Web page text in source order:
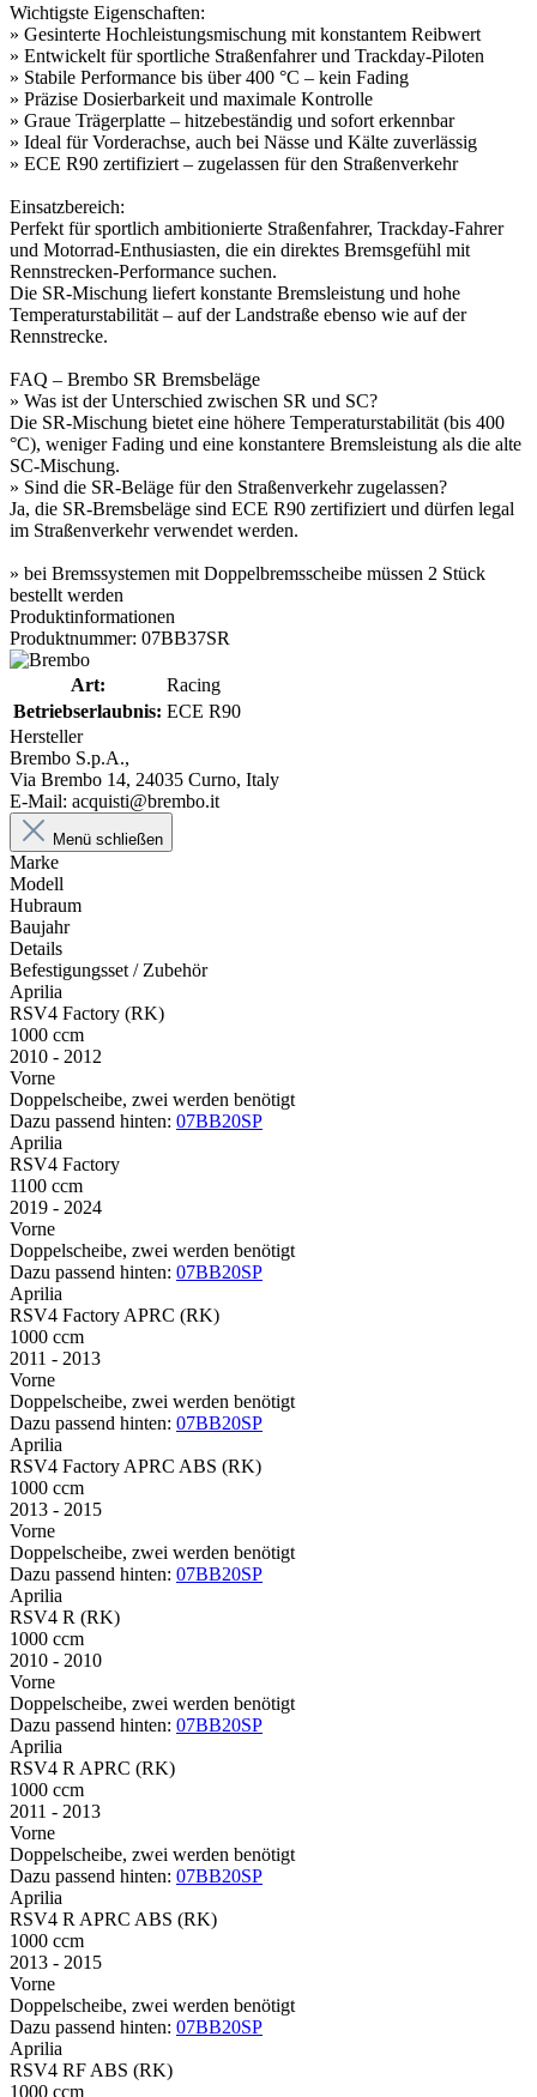
Wichtigste Eigenschaften:
» Gesinterte Hochleistungsmischung mit konstantem Reibwert
» Entwickelt für sportliche Straßenfahrer und Trackday-Piloten
» Stabile Performance bis über 400 °C – kein Fading
» Präzise Dosierbarkeit und maximale Kontrolle
» Graue Trägerplatte – hitzebeständig und sofort erkennbar
» Ideal für Vorderachse, auch bei Nässe und Kälte zuverlässig
» ECE R90 zertifiziert – zugelassen für den Straßenverkehr
Einsatzbereich:
Perfekt für sportlich ambitionierte Straßenfahrer, Trackday-Fahrer
und Motorrad-Enthusiasten, die ein direktes Bremsgefühl mit
Rennstrecken-Performance suchen.
Die SR-Mischung liefert konstante Bremsleistung und hohe
Temperaturstabilität – auf der Landstraße ebenso wie auf der
Rennstrecke.
FAQ – Brembo SR Bremsbeläge
» Was ist der Unterschied zwischen SR und SC?
Die SR-Mischung bietet eine höhere Temperaturstabilität (bis 400
°C), weniger Fading und eine konstantere Bremsleistung als die alte
SC-Mischung.
» Sind die SR-Beläge für den Straßenverkehr zugelassen?
Ja, die SR-Bremsbeläge sind ECE R90 zertifiziert und dürfen legal
im Straßenverkehr verwendet werden.
» bei Bremssystemen mit Doppelbremsscheibe müssen 2 Stück
bestellt werden
Produktinformationen
Produktnummer: 07BB37SR
Art:
Racing
Betriebserlaubnis: ECE R90
Hersteller
Brembo S.p.A.,
Via Brembo 14, 24035 Curno, Italy
E-Mail: acquisti@brembo.it
Menü schließen
Marke
Modell
Hubraum
Baujahr
Details
Befestigungsset / Zubehör
Aprilia
RSV4 Factory (RK)
1000 ccm
2010 - 2012
Vorne
Doppelscheibe, zwei werden benötigt
Dazu passend hinten: 07BB20SP
Aprilia
RSV4 Factory
1100 ccm
2019 - 2024
Vorne
Doppelscheibe, zwei werden benötigt
Dazu passend hinten: 07BB20SP
Aprilia
RSV4 Factory APRC (RK)
1000 ccm
2011 - 2013
Vorne
Doppelscheibe, zwei werden benötigt
Dazu passend hinten: 07BB20SP
Aprilia
RSV4 Factory APRC ABS (RK)
1000 ccm
2013 - 2015
Vorne
Doppelscheibe, zwei werden benötigt
Dazu passend hinten: 07BB20SP
Aprilia
RSV4 R (RK)
1000 ccm
2010 - 2010
Vorne
Doppelscheibe, zwei werden benötigt
Dazu passend hinten: 07BB20SP
Aprilia
RSV4 R APRC (RK)
1000 ccm
2011 - 2013
Vorne
Doppelscheibe, zwei werden benötigt
Dazu passend hinten: 07BB20SP
Aprilia
RSV4 R APRC ABS (RK)
1000 ccm
2013 - 2015
Vorne
Doppelscheibe, zwei werden benötigt
Dazu passend hinten: 07BB20SP
Aprilia
RSV4 RF ABS (RK)
1000 ccm